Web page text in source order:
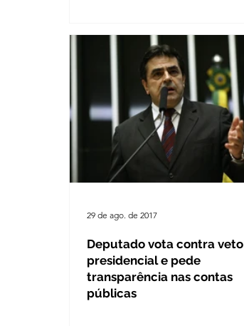
Deputado vota contra veto
presidencial e pede
transparência nas contas
públicas
29 de ago. de 2017